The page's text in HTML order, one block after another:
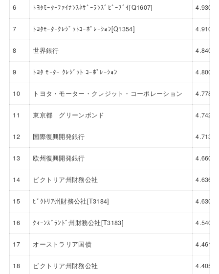
6 ﾄﾖﾀﾓｰﾀｰﾌｧｲﾅﾝｽﾈｻﾞｰﾗﾝｽﾞﾋﾞｰﾌﾞｲ[Q1607] 4.930
7 ﾄﾖﾀﾓｰﾀｰｸﾚｼﾞｯﾄｺｰﾎﾟﾚｰｼｮﾝ[Q1354] 4.910
8 世界銀行 4.840
9 ﾄﾖﾀ ﾓｰﾀｰ ｸﾚｼﾞｯﾄ ｺｰﾎﾟﾚｰｼｮﾝ 4.800
10 トヨタ・モーター・クレジット・コーポレーション 4.778
11 東京都 グリーンボンド 4.742
12 国際復興開発銀行 4.713
13 欧州復興開発銀行 4.660
14 ビクトリア州財務公社 4.636
15 ﾋﾞｸﾄﾘｱ州財務公社[T3184] 4.630
16 ｸｨｰﾝｽﾞﾗﾝﾄﾞ州財務公社[T3183] 4.540
17 オーストラリア国債 4.461
18 ビクトリア州財務公社 4.405